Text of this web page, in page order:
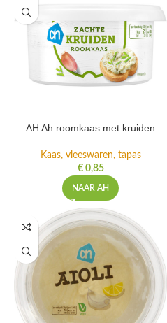
AH Ah roomkaas met kruiden
Kaas, vleeswaren, tapas
€0,85
NAAR AH